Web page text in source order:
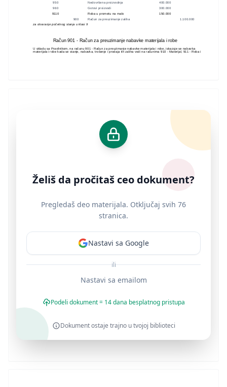
950
Nedovršena proizvodnja 400.000
960 Gotovi proizvodi
300.000
9110
Roba u prometu na malo 150.000
900 Račun za preuzimanje zaliha 1.100.000
za otvaranje početnog stanja u klasi 9
Račun 901 - Račun za preuzimanje nabavke materijala i robe
U skladu sa Pravilnikom, na računu 901 - Račun za preuzimanje nabavke materijala i robe, iskazuje se nabavka
materijala i robe kada se stanje, nabavka, trošenje i prodaja tih zaliha vodi na računima 910 - Materijal, 911 - Roba i
Želiš da pročitaš ceo dokument?
Pregledaš deo materijala. Otključaj svih 76
stranica.
Nastavi sa Google
ili
Nastavi sa emailom
Podeli dokument = 14 dana besplatnog pristupa
Dokument ostaje trajno u tvojoj biblioteci